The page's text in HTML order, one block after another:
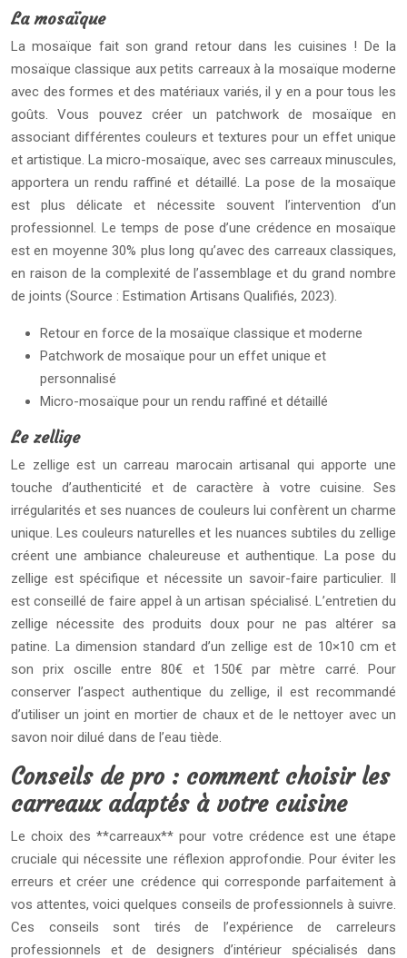
La mosaïque
La mosaïque fait son grand retour dans les cuisines ! De la
mosaïque classique aux petits carreaux à la mosaïque moderne
avec des formes et des matériaux variés, il y en a pour tous les
goûts. Vous pouvez créer un patchwork de mosaïque en
associant différentes couleurs et textures pour un effet unique
et artistique. La micro-mosaïque, avec ses carreaux minuscules,
apportera un rendu raffiné et détaillé. La pose de la mosaïque
est plus délicate et nécessite souvent l’intervention d’un
professionnel. Le temps de pose d’une crédence en mosaïque
est en moyenne 30% plus long qu’avec des carreaux classiques,
en raison de la complexité de l’assemblage et du grand nombre
de joints (Source : Estimation Artisans Qualifiés, 2023).
Retour en force de la mosaïque classique et moderne
Patchwork de mosaïque pour un effet unique et
personnalisé
Micro-mosaïque pour un rendu raffiné et détaillé
Le zellige
Le zellige est un carreau marocain artisanal qui apporte une
touche d’authenticité et de caractère à votre cuisine. Ses
irrégularités et ses nuances de couleurs lui confèrent un charme
unique. Les couleurs naturelles et les nuances subtiles du zellige
créent une ambiance chaleureuse et authentique. La pose du
zellige est spécifique et nécessite un savoir-faire particulier. Il
est conseillé de faire appel à un artisan spécialisé. L’entretien du
zellige nécessite des produits doux pour ne pas altérer sa
patine. La dimension standard d’un zellige est de 10×10 cm et
son prix oscille entre 80€ et 150€ par mètre carré. Pour
conserver l’aspect authentique du zellige, il est recommandé
d’utiliser un joint en mortier de chaux et de le nettoyer avec un
savon noir dilué dans de l’eau tiède.
Conseils de pro : comment choisir les
carreaux adaptés à votre cuisine
Le choix des **carreaux** pour votre crédence est une étape
cruciale qui nécessite une réflexion approfondie. Pour éviter les
erreurs et créer une crédence qui corresponde parfaitement à
vos attentes, voici quelques conseils de professionnels à suivre.
Ces conseils sont tirés de l’expérience de carreleurs
professionnels et de designers d’intérieur spécialisés dans